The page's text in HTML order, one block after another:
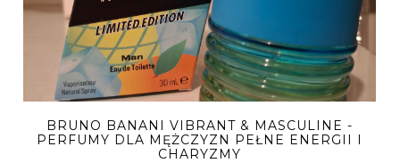
BRUNO BANANI VIBRANT & MASCULINE -
PERFUMY DLA MĘŻCZYZN PEŁNE ENERGII I
CHARYZMY